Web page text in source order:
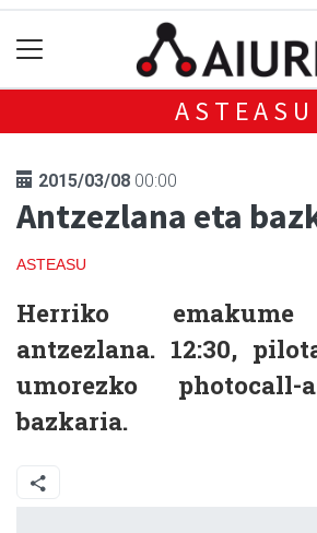
ASTEASU
2015/03/08 00:00
Antzezlana eta
ASTEASU
Herriko
antzezlana. 12:30,
umorezko
bazkaria.